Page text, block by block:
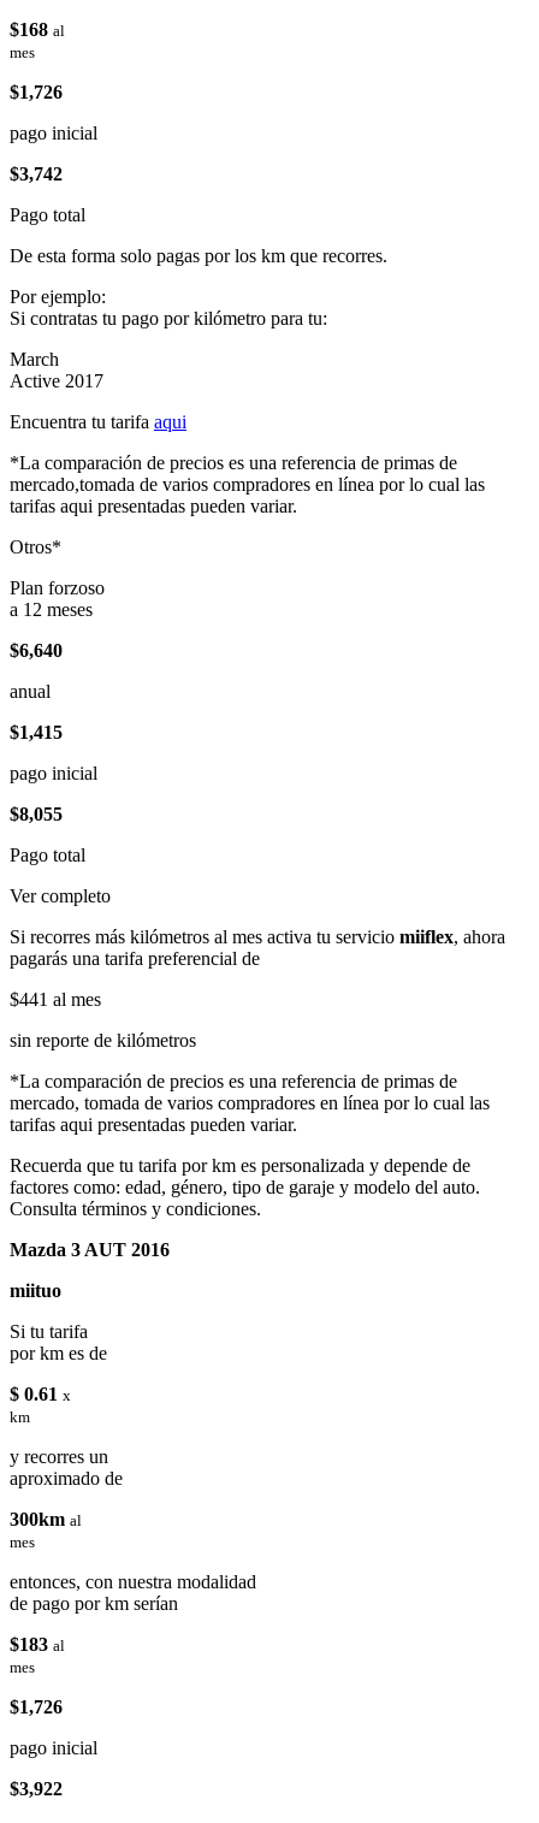
$168 al
mes
$1,726
pago inicial
$3,742
Pago total
De esta forma solo pagas por los km que recorres.
Por ejemplo:
Si contratas tu pago por kilómetro para tu:
March
Active 2017
Encuentra tu tarifa aqui
*La comparación de precios es una referencia de primas de
mercado,tomada de varios compradores en línea por lo cual las
tarifas aqui presentadas pueden variar.
Otros*
Plan forzoso
a 12 meses
$6,640
anual
$1,415
pago inicial
$8,055
Pago total
Ver completo
Si recorres más kilómetros al mes activa tu servicio miiflex, ahora
pagarás una tarifa preferencial de
$441 al mes
sin reporte de kilómetros
*La comparación de precios es una referencia de primas de
mercado, tomada de varios compradores en línea por lo cual las
tarifas aqui presentadas pueden variar.
Recuerda que tu tarifa por km es personalizada y depende de
factores como: edad, género, tipo de garaje y modelo del auto.
Consulta términos y condiciones.
Mazda 3 AUT 2016
miituo
Si tu tarifa
por km es de
$ 0.61 x
km
y recorres un
aproximado de
300km al
mes
entonces, con nuestra modalidad
de pago por km serían
$183 al
mes
$1,726
pago inicial
$3,922